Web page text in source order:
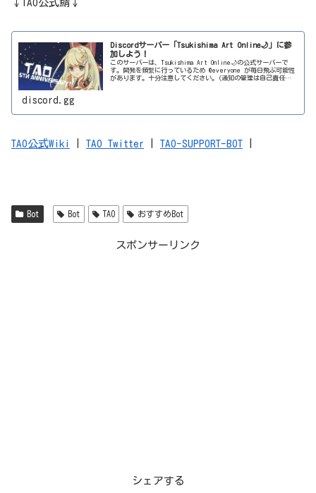
↓TAO公式鯖↓
Discordサーバー「Tsukishima Art Online🌙」に参
加しよう！
このサーバーは、Tsukishima Art Online🌙の公式サーバーで
す。開発を頻繫に行っているため @everyone が毎日飛ぶ可能性
があります。十分注意してください。(通知の管理は自己責任で)
discord.gg
TAO公式Wiki TAO Twitter TAO-SUPPORT-BOT
Bot Bot TAO おすすめBot
スポンサーリンク
シェアする